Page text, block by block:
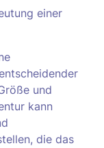
einer
und
kann
die das